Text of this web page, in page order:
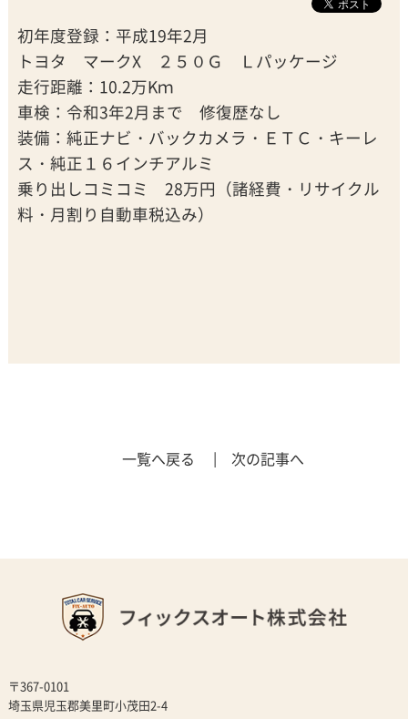
初年度登録：平成19年2月
トヨタ マークX ２５０Ｇ Ｌパッケージ
走行距離：10.2万Kｍ
車検：令和3年2月まで 修復歴なし
装備：純正ナビ・バックカメラ・ＥＴＣ・キーレ
ス・純正１６インチアルミ
乗り出しコミコミ 28万円（諸経費・リサイクル
料・月割り自動車税込み）
一覧へ戻る | 次の記事へ
〒367-0101
埼玉県児玉郡美里町小茂田2-4